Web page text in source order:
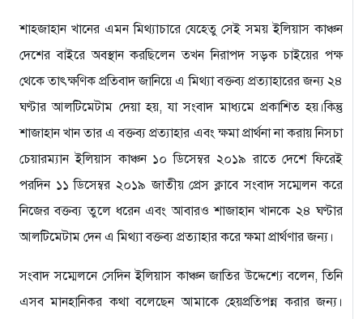
শাহজাহান খানের এমন মিথ্যাচারে যেহেতু সেই সময় ইলিয়াস কাঞ্চন
দেশের বাইরে অবস্থান করছিলেন তখন নিরাপদ সড়ক চাইয়ের পক্ষ
থেকে তাৎক্ষণিক প্রতিবাদ জানিয়ে এ মিথ্যা বক্তব্য প্রত্যাহারের জন্য ২৪
ঘণ্টার আলটিমেটাম দেয়া হয়, যা সংবাদ মাধ্যমে প্রকাশিত হয়।কিন্তু
শাজাহান খান তার এ বক্তব্য প্রত্যাহার এবং ক্ষমা প্রার্থনা না করায় নিসচা
চেয়ারম্যান ইলিয়াস কাঞ্চন ১০ ডিসেম্বর ২০১৯ রাতে দেশে ফিরেই
পরদিন ১১ ডিসেম্বর ২০১৯ জাতীয় প্রেস ক্লাবে সংবাদ সম্মেলন করে
নিজের বক্তব্য তুলে ধরেন এবং আবারও শাজাহান খানকে ২৪ ঘণ্টার
আলটিমেটাম দেন এ মিথ্যা বক্তব্য প্রত্যাহার করে ক্ষমা প্রার্থণার জন্য।
সংবাদ সম্মেলনে সেদিন ইলিয়াস কাঞ্চন জাতির উদ্দেশ্যে বলেন, তিনি
এসব মানহানিকর কথা বলেছেন আমাকে হেয়প্রতিপন্ন করার জন্য।